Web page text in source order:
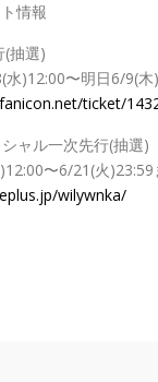
情報
(抽選)
水)12:00〜明日6/9(
ticket/
ャル一次先行(抽選)
〜6/21(火)23:59
wilywnka/